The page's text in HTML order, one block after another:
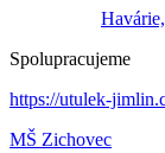
Spolupracujeme
https://utulek-
MŠ Zichovec